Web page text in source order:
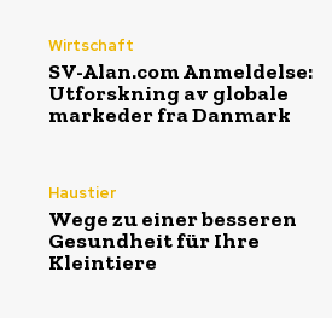
Wirtschaft
SV-Alan.com Anmeldelse:
Utforskning av globale
markeder fra Danmark
Haustier
Wege zu einer besseren
Gesundheit für Ihre
Kleintiere